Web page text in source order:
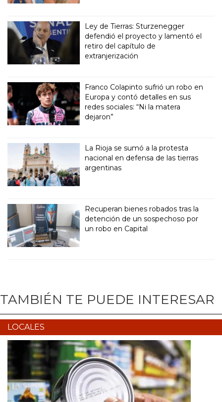
Ley de Tierras: Sturzenegger
defendió el proyecto y lamentó el
retiro del capítulo de
extranjerización
Franco Colapinto sufrió un robo en
Europa y contó detalles en sus
redes sociales: “Ni la matera
dejaron”
La Rioja se sumó a la protesta
nacional en defensa de las tierras
argentinas
Recuperan bienes robados tras la
detención de un sospechoso por
un robo en Capital
TAMBIÉN TE PUEDE INTERESAR
LOCALES